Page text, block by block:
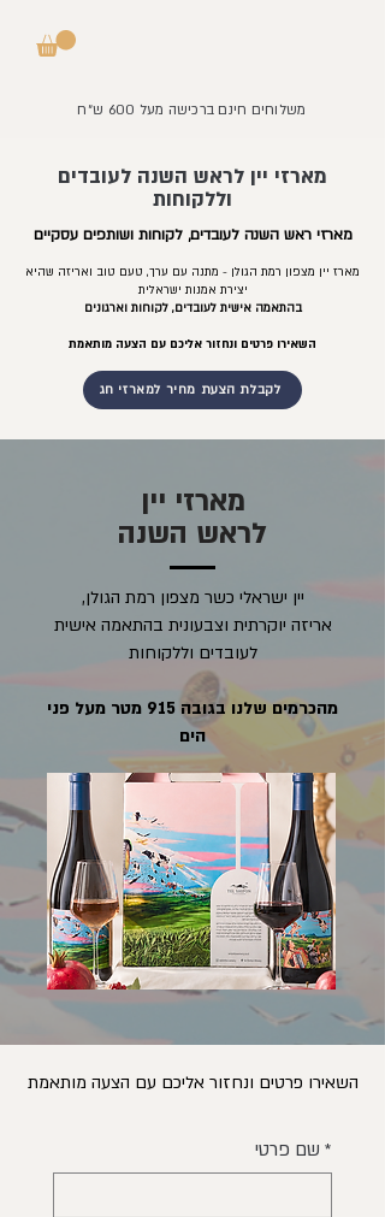
משלוחים חינם ברכישה מעל 600 ש״ח
מארזי יין לראש השנה לעובדים
וללקוחות
מארזי ראש השנה לעובדים, לקוחות ושותפים עסקיים
מארז יין מצפון רמת הגולן - מתנה עם ערך, טעם טוב ואריזה שהיא
יצירת אמנות ישראלית
בהתאמה אישית לעובדים, לקוחות וארגונים
השאירו פרטים ונחזור אליכם עם הצעה מותאמת
לקבלת הצעת מחיר למארזי חג
מארזי יין
לראש השנה
יין ישראלי כשר מצפון רמת הגולן,
אריזה יוקרתית וצבעונית בהתאמה אישית
לעובדים וללקוחות
מהכרמים שלנו בגובה 915 מטר מעל פני
הים
השאירו פרטים ונחזור אליכם עם הצעה מותאמת
* שם פרטי